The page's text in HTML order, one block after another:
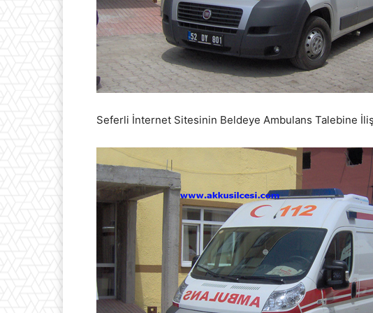
Seferli İnternet Sitesinin Beldeye Ambulans Talebine